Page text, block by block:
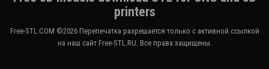
printers
Free-STL.COM ©2026 Перепечатка разрешается только с активной ссылкой
на наш сайт Free-STL.RU. Все права защищены.